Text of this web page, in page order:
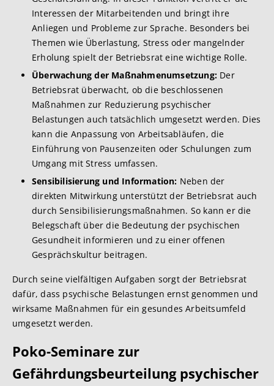
Interessen der Mitarbeitenden und bringt ihre
Anliegen und Probleme zur Sprache. Besonders bei
Themen wie Überlastung, Stress oder mangelnder
Erholung spielt der Betriebsrat eine wichtige Rolle.
Überwachung der Maßnahmenumsetzung: Der
Betriebsrat überwacht, ob die beschlossenen
Maßnahmen zur Reduzierung psychischer
Belastungen auch tatsächlich umgesetzt werden. Dies
kann die Anpassung von Arbeitsabläufen, die
Einführung von Pausenzeiten oder Schulungen zum
Umgang mit Stress umfassen.
Sensibilisierung und Information: Neben der
direkten Mitwirkung unterstützt der Betriebsrat auch
durch Sensibilisierungsmaßnahmen. So kann er die
Belegschaft über die Bedeutung der psychischen
Gesundheit informieren und zu einer offenen
Gesprächskultur beitragen.
Durch seine vielfältigen Aufgaben sorgt der Betriebsrat
dafür, dass psychische Belastungen ernst genommen und
wirksame Maßnahmen für ein gesundes Arbeitsumfeld
umgesetzt werden.
Poko-Seminare zur
Gefährdungsbeurteilung psychischer